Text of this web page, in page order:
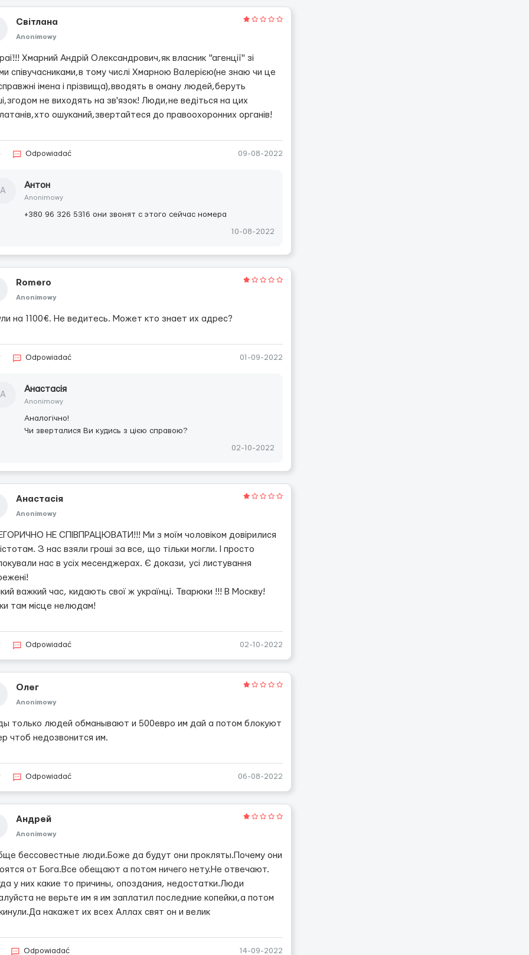
Світлана
Anonimowy
Хмарний Андрій Олександрович,як власник "агенції" зі
співучасниками,в тому числі Хмарною Валерією(не знаю чи це
справжні імена і прізвища),вводять в оману людей,беруть
не виходять на зв'язок! Люди,не ведіться на цих
ошуканий,звертайтеся до правоохоронних органів!
Odpowiadać 09-08-2022
А
Антон
Anonimowy
+380 96 326 5316 они звонят с этого сейчас номера
10-08-2022
Romero
Anonimowy
на 1100€. Не ведитесь. Может кто знает их адрес?
Odpowiadać 01-09-2022
А
Анастасія
Anonimowy
Аналогічно!
Чи зверталися Ви кудись з цією справою?
02-10-2022
Анастасія
Anonimowy
НЕ СПІВПРАЦЮВАТИ!!! Ми з моїм чоловіком довірилися
З нас взяли гроші за все, що тільки могли. І просто
нас в усіх месенджерах. Є докази, усі листування
важкий час, кидають свої ж українці. Тварюки !!! В Москву!
там місце нелюдам!
Odpowiadać 02-10-2022
Олег
Anonimowy
только людей обманывают и 500евро им дай а потом блокуют
чтоб недозвонится им.
Odpowiadać 06-08-2022
Андрей
Anonimowy
бессовестные люди.Боже да будут они прокляты.Почему они
от Бога.Все обещают а потом ничего нету.Не отвечают.
у них какие то причины, опоздания, недостатки.Люди
не верьте им я им заплатил последние копейки,а потом
накажет их всех Аллах свят он и велик
Odpowiadać 14-09-2022